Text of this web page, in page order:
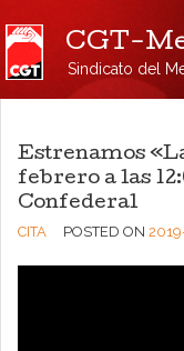
CGT-
Sindicato del
Estrenamos
febrero a las
Confederal
CITA POSTED ON